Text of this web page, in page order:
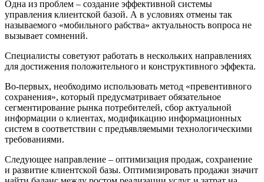
Одна из проблем – создание эффективной системы
управления клиентской базой. А в условиях отмены так
называемого «мобильного рабства» актуальность вопроса не
вызывает сомнений.
Специалисты советуют работать в нескольких направлениях
для достижения положительного и конструктивного эффекта.
Во-первых, необходимо использовать метод «превентивного
сохранения», который предусматривает обязательное
сегментирование рынка потребителей, сбор актуальной
информации о клиентах, модификацию информационных
систем в соответствии с предъявляемыми технологическими
требованиями.
Следующее направление – оптимизация продаж, сохранение
и развитие клиентской базы. Оптимизировать продажи значит